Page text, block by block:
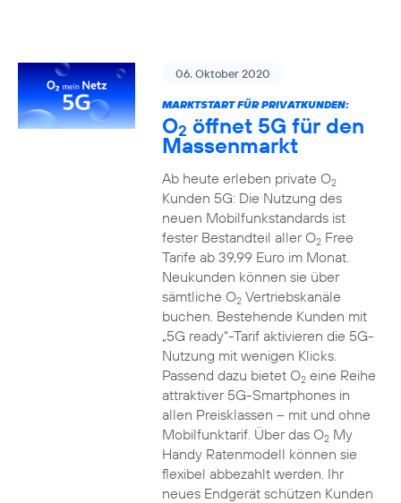
06. Oktober 2020
MARKTSTART FÜR PRIVATKUNDEN:
O2 öffnet 5G für den
Massenmarkt
Ab heute erleben private O2
Kunden 5G: Die Nutzung des
neuen Mobilfunkstandards ist
fester Bestandteil aller O2Free
Tarife ab 39,99 Euro im Monat.
Neukunden können sie über
sämtliche O2Vertriebskanäle
buchen. Bestehende Kunden mit
„5G ready“-Tarif aktivieren die 5G-
Nutzung mit wenigen Klicks.
Passend dazu bietet O2eine Reihe
attraktiver 5G-Smartphones in
allen Preisklassen – mit und ohne
Mobilfunktarif. Über das O2My
Handy Ratenmodell können sie
flexibel abbezahlt werden. Ihr
neues Endgerät schützen Kunden